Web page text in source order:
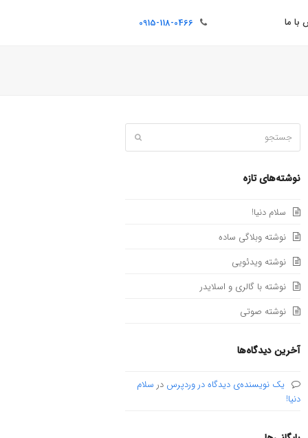
با ما 0915-118-0466
ثبت
نوشته‌های تازه
سلام دنیا!
نوشته وبلاگی ساده
نوشته ویدئویی
نوشته با گالری و اسلایدر
نوشته صوتی
آخرین دیدگاه‌ها
یک نویسنده‌ی دیدگاه در وردپرس در سلام
دنیا!